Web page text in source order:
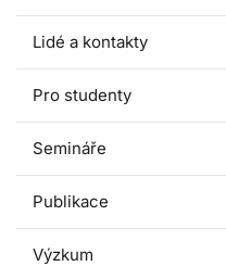
Lidé a kontakty
Pro studenty
Semináře
Publikace
Výzkum